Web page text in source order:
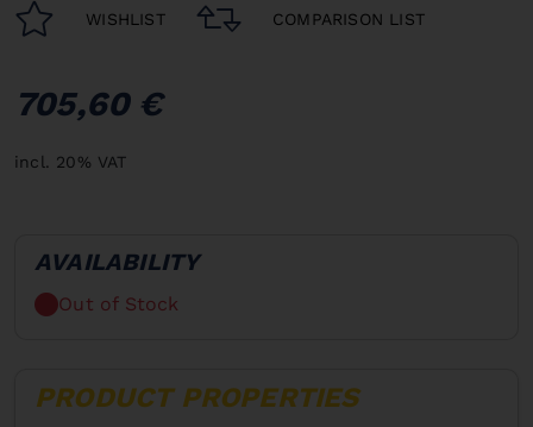
WISHLIST COMPARISON LIST
705,60 €
incl. 20% VAT
AVAILABILITY
Out of Stock
PRODUCT PROPERTIES